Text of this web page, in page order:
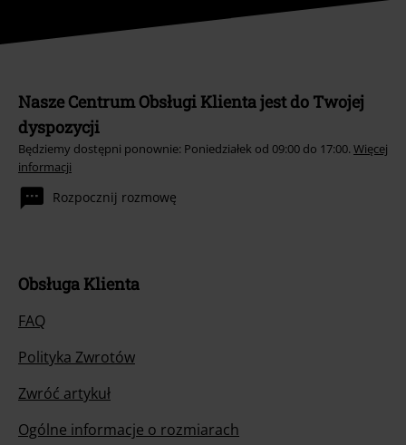
Nasze Centrum Obsługi Klienta jest do Twojej
dyspozycji
Będziemy dostępni ponownie: Poniedziałek od 09:00 do 17:00.
informacji
Obsługa Klienta
FAQ
Polityka Zwrotów
Zwróć artykuł
Ogólne informacje o rozmiarach